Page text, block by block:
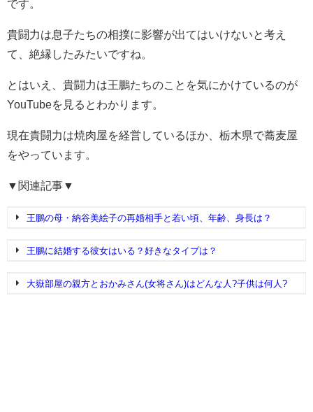
です。
貴闘力は息子たちの相撲に影響が出てはいけないと考え
て、絶縁したみたいですね。
とはいえ、貴闘力は王鵬たちのことを気にかけているのが
YouTubeを見るとわかります。
現在貴闘力は焼肉屋を経営しているほか、栃木県で蕎麦屋
をやっています。
▼関連記事▼
王鵬の母・納谷美絵子の再婚相手と若い頃、年齢、身長は？
王鵬に結婚する彼女はいる？好きなタイプは？
大嶽部屋の親方とおかみさん(女将さん)はどんな人?子供は何人?